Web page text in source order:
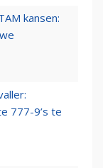
kansen:
777-9’s te